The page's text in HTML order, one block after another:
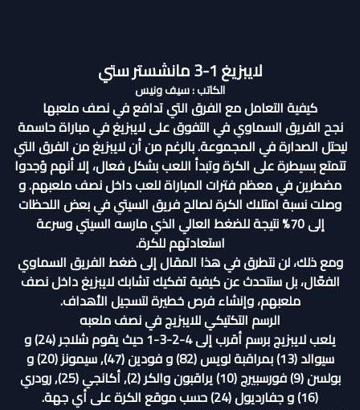
لايبزيغ 1-3 مانشستر ستي
الكاتب : سيف ونيس
كيفية التعامل مع الفرق التي تدافع في نصف ملعبها
نجح الفريق السماوي في التفوق على لايبزيغ في مباراة حاسمة
ليحتل الصدارة في المجموعة. بالرغم من أن لايبزيغ من الفرق التي
تتمتع بسيطرة على الكرة وتبدأ اللعب بشكل فعال، إلا أنهم وُجدوا
مضطرين في معظم فترات المباراة للعب داخل نصف ملعبهم. و
وصلت نسبة امتلاك الكرة لصالح فريق السيتي في بعض اللحظات
إلى 70% نتيجة للضغط العالي الذي مارسه السيتي وسرعة
استعادتهم للكرة.
ومع ذلك، لن نتطرق في هذا المقال إلى ضغط الفريق السماوي
الفعّال، بل سنتحدث عن كيفية تفكيك تشابك لايبزيغ داخل نصف
ملعبهم، وإنشاء فرص خطيرة لتسجيل الأهداف.
الرسم التكتيكي للايبزيج في نصف ملعبه
يلعب لايبزيج برسم أقرب إلى 4-2-3-1 حيث يقوم شلاجر (24) و
سيوالد (13) بمراقبة لويس (82) و فودين (47), سيمونز (20) و
بولسن (9) فورسبيرج (10) يراقبون والكر (2), أكانجي (25), رودري
(16) و جفارديول (24) حسب موقع الكرة على أي جهة.